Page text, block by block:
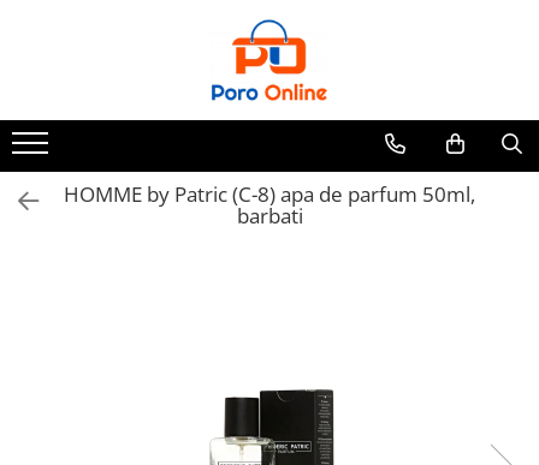
Al Absar
Parfum
Clone HOMME by Patric (C-8) apa de parfum 50ml,
barbati